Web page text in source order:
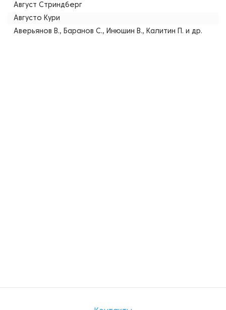
Август Стриндберг
Августо Кури
Аверьянов В., Баранов С., Инюшин В., Калитин П. и др.